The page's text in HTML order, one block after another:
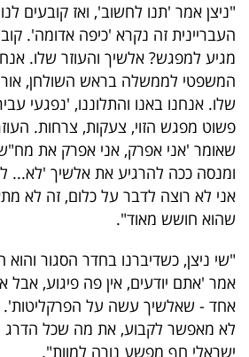
"ניצן אמר 'תנו לחשוב', ואז קובעים
העבריינית זה נקרא 'כיפה אדומה'.
מגיע למפגש? אלשיך והעוזר שלו.
המשפטי לממשלה בראש השולחן,
שלו. אנחנו באנו והתלוננו, 'נפגעי
פשוט מפגש הזוי, צעקות, צרחות.
שאומר 'אני אפרק, אני אפרק את
ומנסה ככה להרגיע את אלשיך 'לא...
אני לא רוצה לדבר על כלום, זה לא
שהוא חושש מאוד".
"שי ניצן, כשדיברנו בחדר הסגור
אמר 'אתם יודעים, אין פה פיגוע, אבל
אחד - שאלשיך עשה על הפרקליטות'.
לא מאפשר לקבוע, את מה שכל הדרג
ישראלי חף מפשע נורה למוות".